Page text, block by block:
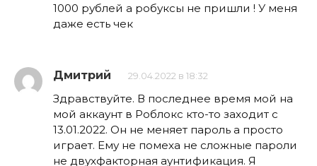
1000 рублей а робуксы не пришли ! У меня
даже есть чек
Дмитрий 29.04.2022 в 18:32
Здравствуйте. В последнее время мой на
мой аккаунт в Роблокс кто-то заходит с
13.01.2022. Он не меняет пароль а просто
играет. Ему не помеха не сложные пароли
не двухфакторная аунтификация. Я